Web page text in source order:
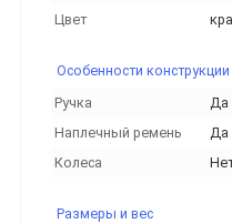
Цвет
Особенности конструкции
Ручка
Да
Наплечный ремень
Да
Колеса
Размеры и вес